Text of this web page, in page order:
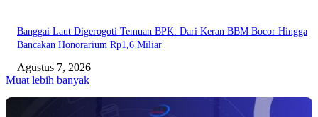
Banggai Laut Digerogoti Temuan BPK: Dari Keran BBM Bocor Hingga
Bancakan Honorarium Rp1,6 Miliar
Agustus 7, 2026
Muat lebih banyak